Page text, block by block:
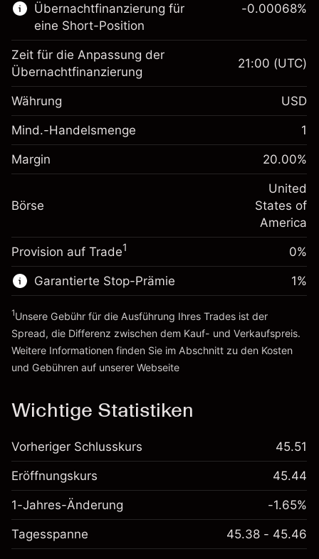
Margin. Ihre Investition
$1,000.00
Anpassung der
Übernachtfinanzierung
fremdfinanzierten
(-$1.08)
~$5,000.00
Zur Plattform
Übernachtfinanzierung für
eine Short-Position
Margin. Ihre Investition
$1,000.00
Anpassung der
-0.000682
%
(-$0.03)
Positionsgröße mit Hebelwirkung
~$5,000.00
Geld aus Hebelwirkung ~
Zur Plattform
-0.00068%
Zeit für die Anpassung der
Übernachtfinanzierung
21:00 (UTC)
Währung USD
Mind.-Handelsmenge 1
Margin 20.00%
Börse
United
States of
America
Provision auf Trade1 0%
Garantierte Stop-Prämie 1%
1Unsere Gebühr für die Ausführung Ihres Trades ist der
Spread, die Differenz zwischen dem Kauf- und Verkaufspreis.
Weitere Informationen finden Sie im Abschnitt zu den Kosten
und Gebühren auf unserer Webseite
Wichtige Statistiken
Vorheriger Schlusskurs 45.51
Eröffnungskurs 45.44
1-Jahres-Änderung -1.65%
Tagesspanne 45.38 - 45.46